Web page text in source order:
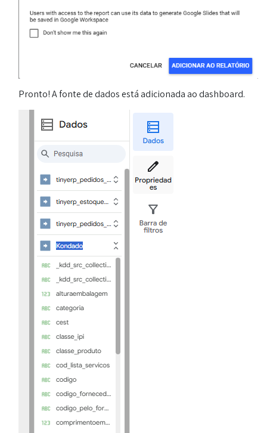
Pronto! A fonte de dados está adicionada ao dashboard.